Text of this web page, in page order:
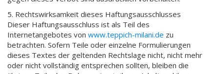
5. Rechtswirksamkeit dieses Haftungsausschlusses
Dieser Haftungsausschluss ist als Teil des
Internetangebotes von www.teppich-milani.de zu
betrachten. Sofern Teile oder einzelne Formulierungen
dieses Textes der geltenden Rechtslage nicht, nicht mehr
oder nicht vollständig entsprechen sollten, bleiben die